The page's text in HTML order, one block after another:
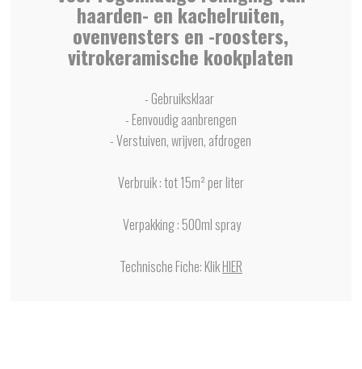
haarden- en kachelruiten,
ovenvensters en -roosters,
vitrokeramische kookplaten
- Gebruiksklaar
- Eenvoudig aanbrengen
- Verstuiven, wrijven, afdrogen
Verbruik : tot 15m² per liter
Verpakking : 500ml spray
Technische Fiche: KlikHIER